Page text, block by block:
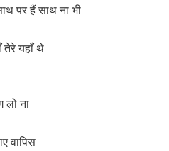
पर हैं साथ ना भी
यहाँ थे
लो ना
वापिस